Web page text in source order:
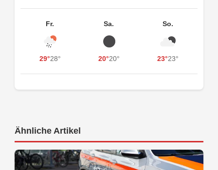
Fr.
29°28°
Sa.
20°20°
So.
23°23°
Ähnliche Artikel